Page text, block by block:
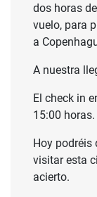
dos horas
vuelo, para
a
A nuestra
El check in
15:00 horas.
Hoy podréis
visitar esta
acierto.